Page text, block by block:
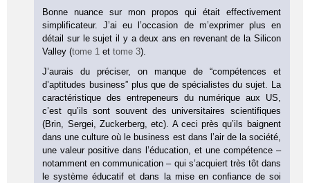
Bonne nuance sur mon propos qui était effectivement
simplificateur. J’ai eu l’occasion de m’exprimer plus en
détail sur le sujet il y a deux ans en revenant de la Silicon
Valley (tome 1 ettome 3).
J’aurais du préciser, on manque de “compétences et
d’aptitudes business” plus que de spécialistes du sujet. La
caractéristique des entrepeneurs du numérique aux US,
c’est qu’ils sont souvent des universitaires scientifiques
(Brin, Sergei, Zuckerberg, etc). A ceci près qu’ils baignent
dans une culture où le business est dans l’air de la société,
une valeur positive dans l’éducation, et une compétence –
notamment en communication – qui s’acquiert très tôt dans
le système éducatif et dans la mise en confiance de soi